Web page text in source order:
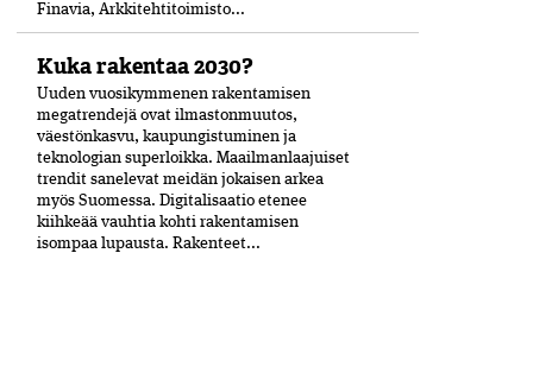
Finavia, Arkkitehtitoimisto...
Kuka rakentaa 2030?
Uuden vuosikymmenen rakentamisen
megatrendejä ovat ilmastonmuutos,
väestönkasvu, kaupungistuminen ja
teknologian superloikka. Maailmanlaajuiset
trendit sanelevat meidän jokaisen arkea
myös Suomessa. Digitalisaatio etenee
kiihkeää vauhtia kohti rakentamisen
isompaa lupausta. Rakenteet...